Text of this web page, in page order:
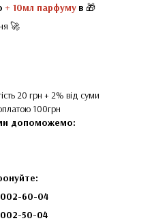
+ 10мл парфуму в 🎁
🚀
20 грн + 2% від суми
100грн
допоможемо:
60-04
50-04